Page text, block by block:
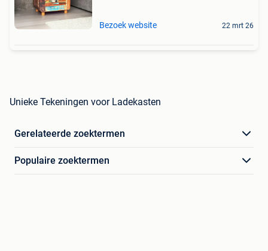
Bezoek website 22 mrt 26
Unieke Tekeningen voor Ladekasten
Gerelateerde zoektermen
Populaire zoektermen